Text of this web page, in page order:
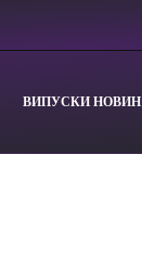
ВИПУСКИ НОВИН